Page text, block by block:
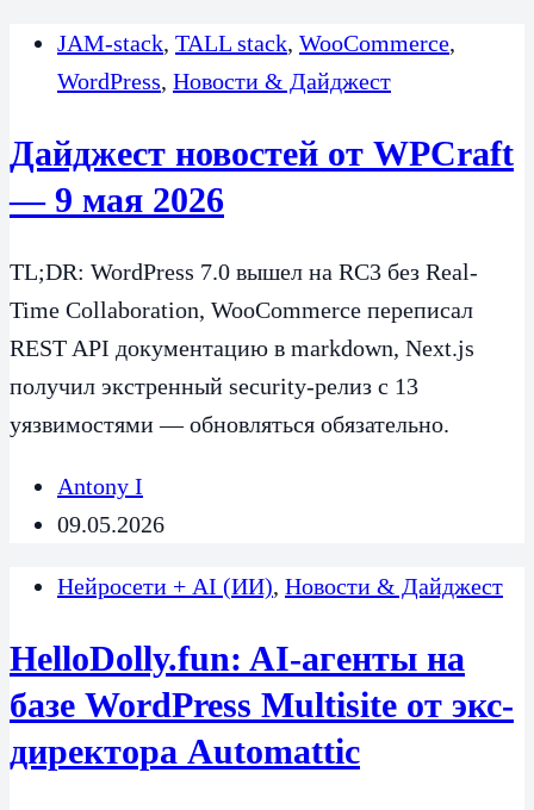
JAM-stack, TALL stack, WooCommerce,
WordPress, Новости & Дайджест
Дайджест новостей от WPCraft
— 9 мая 2026
TL;DR: WordPress 7.0 вышел на RC3 без Real-
Time Collaboration, WooCommerce переписал
REST API документацию в markdown, Next.js
получил экстренный security-релиз с 13
уязвимостями — обновляться обязательно.
Antony I
09.05.2026
Нейросети + AI (ИИ), Новости & Дайджест
HelloDolly.fun: AI-агенты на
базе WordPress Multisite от экс-
директора Automattic